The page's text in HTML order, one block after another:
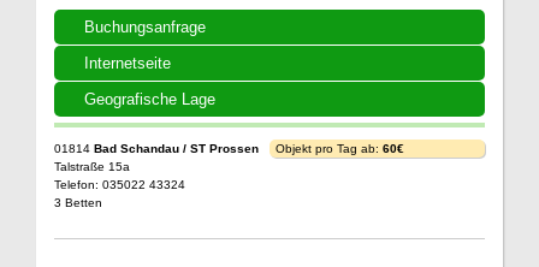
Buchungsanfrage
Internetseite
Geografische Lage
01814 Bad Schandau / ST Prossen
Talstraße 15a
Telefon: 035022 43324
3 Betten
Objekt pro Tag ab: 60€